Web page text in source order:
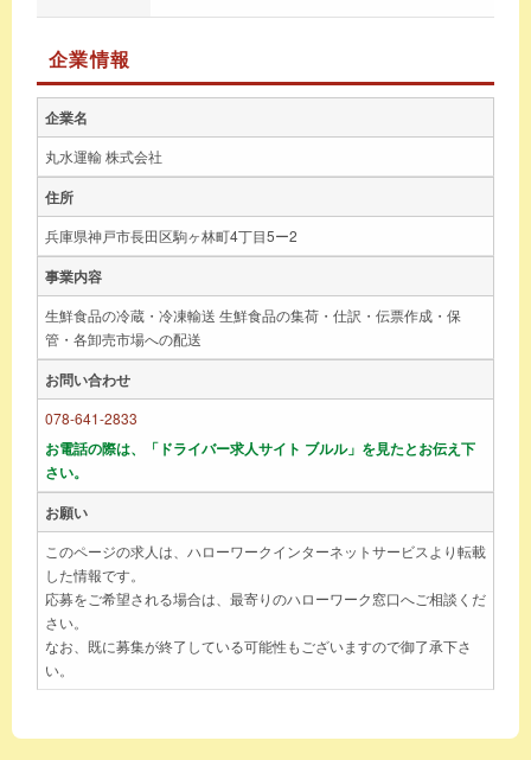
企業情報
企業名
丸水運輸 株式会社
住所
兵庫県神戸市長田区駒ヶ林町4丁目5ー2
事業内容
生鮮食品の冷蔵・冷凍輸送 生鮮食品の集荷・仕訳・伝票作成・保
管・各卸売市場への配送
お問い合わせ
078-641-2833
お電話の際は、「ドライバー求人サイト ブルル」を見たとお伝え下
さい。
お願い
このページの求人は、ハローワークインターネットサービスより転載
した情報です。
応募をご希望される場合は、最寄りのハローワーク窓口へご相談くだ
さい。
なお、既に募集が終了している可能性もございますので御了承下さ
い。